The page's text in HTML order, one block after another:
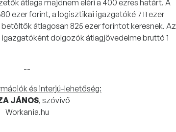
átlaga majdnem eléri a 400 ezres határt. A
ezer forint, a logisztikai igazgatóké 711 ezer
átlagosan 825 ezer forintot keresnek. Az
dolgozók átlagjövedelme bruttó 1
--
és interjú-lehetőség:
JÁNOS, szóvivő
Workania.hu